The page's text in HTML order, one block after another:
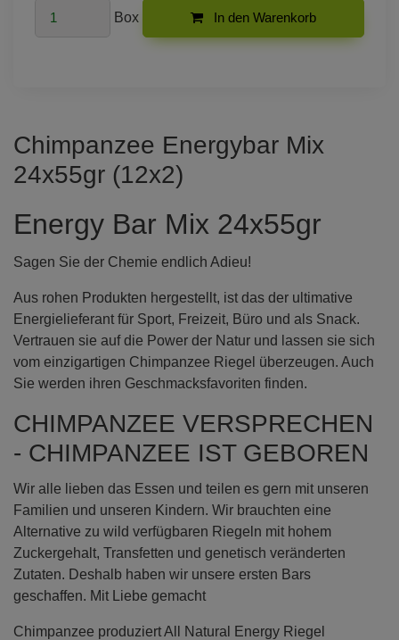
Box In den Warenkorb
Chimpanzee Energybar Mix
24x55gr (12x2)
Energy Bar Mix 24x55gr
Sagen Sie der Chemie endlich Adieu!
Aus rohen Produkten hergestellt, ist das der ultimative
Energielieferant für Sport, Freizeit, Büro und als Snack.
Vertrauen sie auf die Power der Natur und lassen sie sich
vom einzigartigen Chimpanzee Riegel überzeugen. Auch
Sie werden ihren Geschmacksfavoriten finden.
CHIMPANZEE VERSPRECHEN
- CHIMPANZEE IST GEBOREN
Wir alle lieben das Essen und teilen es gern mit unseren
Familien und unseren Kindern. Wir brauchten eine
Alternative zu wild verfügbaren Riegeln mit hohem
Zuckergehalt, Transfetten und genetisch veränderten
Zutaten. Deshalb haben wir unsere ersten Bars
geschaffen. Mit Liebe gemacht
Chimpanzee produziert All Natural Energy Riegel